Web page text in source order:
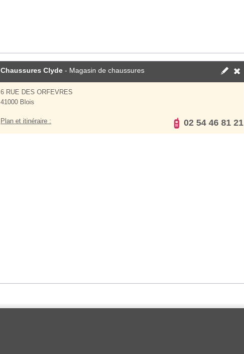
Chaussures Clyde - Magasin de chaussures
6 RUE DES ORFEVRES
41000 Blois
Plan et itinéraire : 02 54 46 81 21